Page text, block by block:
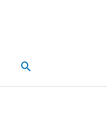
Szukaj